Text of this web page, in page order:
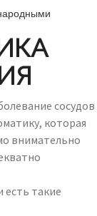
сосудов
которая
внимательно
такие